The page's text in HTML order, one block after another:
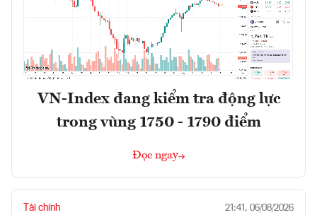
VN-Index đang kiểm tra động lực
trong vùng 1750 - 1790 điểm
Đọc ngay
Tài chính 21:41, 06/08/2026